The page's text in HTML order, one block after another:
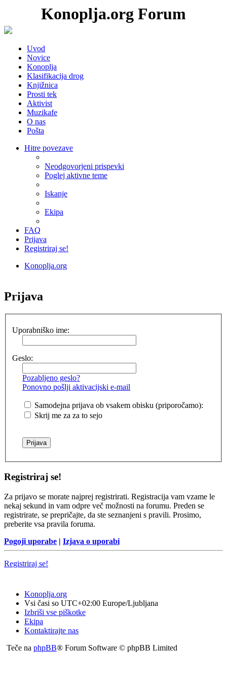
Konoplja.org Forum
Uvod
Novice
Konoplja
Klasifikacija drog
Knjižnica
Prosti tek
Aktivist
Muzikafe
O nas
Pošta
Hitre povezave
Neodgovorjeni prispevki
Poglej aktivne teme
Iskanje
Ekipa
FAQ
Prijava
Registriraj se!
Konoplja.org
Prijava
Uporabniško ime:
Geslo:
Pozabljeno geslo?
Ponovno pošlji aktivacijski e-mail
Samodejna prijava ob vsakem obisku (priporočamo):
Skrij me za za to sejo
Registriraj se!
Za prijavo se morate najprej registrirati. Registracija vam vzame le
nekaj sekund in vam odpre več možnosti na forumu. Preden se
registrirate, se prepričajte, da ste seznanjeni s pravili. Prosimo,
preberite vsa pravila foruma.
Pogoji uporabe | Izjava o uporabi
Registriraj se!
Konoplja.org
Vsi časi so UTC+02:00 Europe/Ljubljana
Izbriši vse piškotke
Ekipa
Kontaktirajte nas
Teče na phpBB® Forum Software © phpBB Limited